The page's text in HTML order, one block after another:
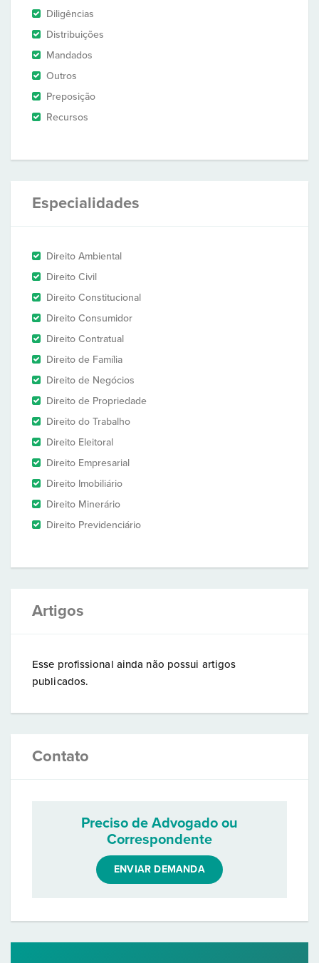
Diligências
Distribuições
Mandados
Outros
Preposição
Recursos
Especialidades
Direito Ambiental
Direito Civil
Direito Constitucional
Direito Consumidor
Direito Contratual
Direito de Família
Direito de Negócios
Direito de Propriedade
Direito do Trabalho
Direito Eleitoral
Direito Empresarial
Direito Imobiliário
Direito Minerário
Direito Previdenciário
Artigos
Esse profissional ainda não possui artigos
publicados.
Contato
Preciso de Advogado ou
Correspondente
ENVIAR DEMANDA